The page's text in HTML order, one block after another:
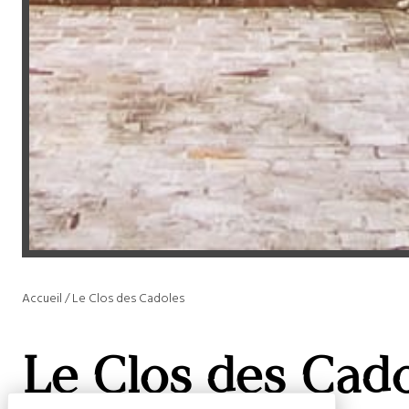
Accueil/Le Clos des Cadoles
Le Clos des